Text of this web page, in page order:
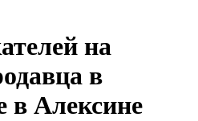
на
в
в Алексине